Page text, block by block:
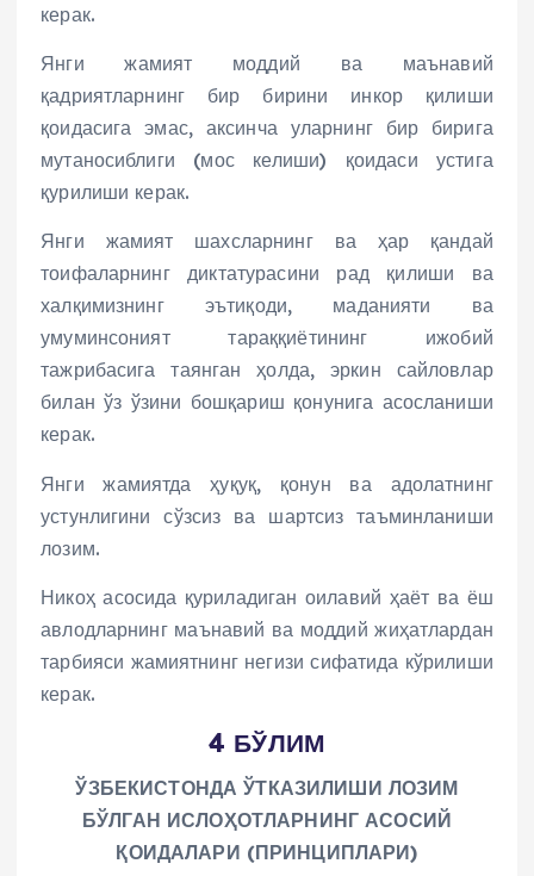
керак.
Янги жамият моддий ва маънавий
қадриятларнинг бир бирини инкор қилиши
қоидасига эмас, аксинча уларнинг бир бирига
мутаносиблиги (мос келиши) қоидаси устига
қурилиши керак.
Янги жамият шахсларнинг ва ҳар қандай
тоифаларнинг диктатурасини рад қилиши ва
халқимизнинг эътиқоди, маданияти ва
умуминсоният тараққиётининг ижобий
тажрибасига таянган ҳолда, эркин сайловлар
билан ўз ўзини бошқариш қонунига асосланиши
керак.
Янги жамиятда ҳуқуқ, қонун ва адолатнинг
устунлигини сўзсиз ва шартсиз таъминланиши
лозим.
Никоҳ асосида қуриладиган оилавий ҳаёт ва ёш
авлодларнинг маънавий ва моддий жиҳатлардан
тарбияси жамиятнинг негизи сифатида кўрилиши
керак.
4 БЎЛИМ
ЎЗБЕКИСТОНДА ЎТКАЗИЛИШИ ЛОЗИМ
БЎЛГАН ИСЛОҲОТЛАРНИНГ АСОСИЙ
ҚОИДАЛАРИ (ПРИНЦИПЛАРИ)